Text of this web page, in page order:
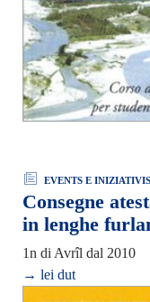
EVENTS E INIZIATIVIS
Consegne
in lenghe
1n di Avrîl dal 2010
→ lei dut